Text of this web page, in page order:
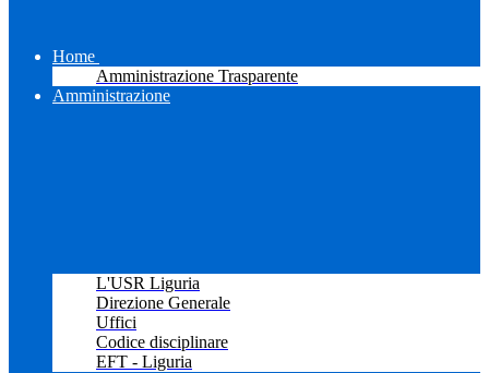
Home
Amministrazione Trasparente
Amministrazione
L'USR Liguria
Direzione Generale
Uffici
Codice disciplinare
EFT - Liguria